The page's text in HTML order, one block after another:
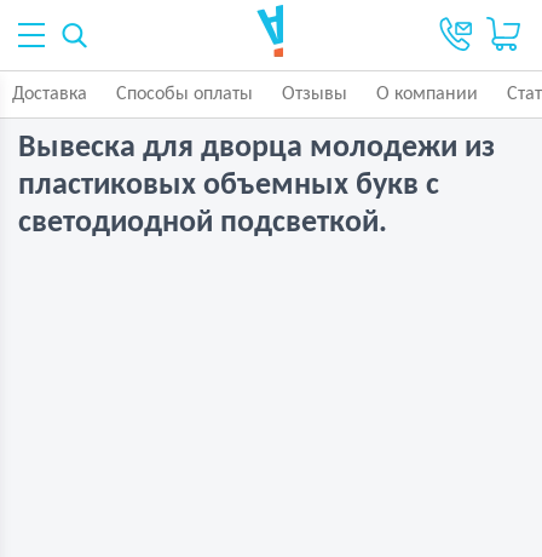
Доставка Способы оплаты Отзывы О компании
Вывеска для дворца молодежи из
пластиковых объемных букв с
светодиодной подсветкой.